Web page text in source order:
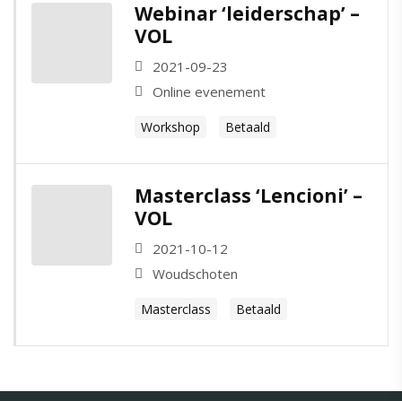
Webinar ‘leiderschap’ –
VOL
2021-09-23
Online evenement
Workshop Betaald
Masterclass ‘Lencioni’ –
VOL
2021-10-12
Woudschoten
Masterclass Betaald
Home
Dit zijn wij
Onze belofte
Dit geloven wij
Met het team
Met de organisatie
Quinter Scans
Boeken